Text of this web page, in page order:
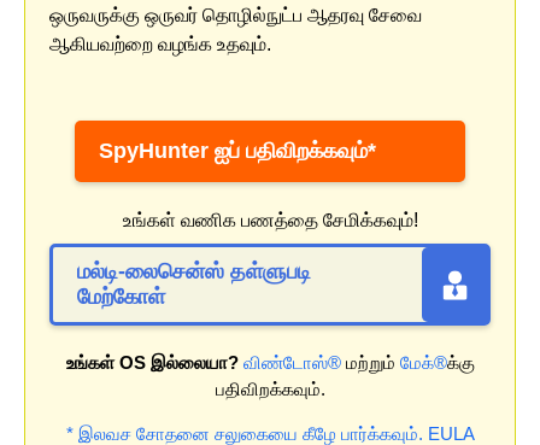
ஒருவருக்கு ஒருவர் தொழில்நுட்ப ஆதரவு சேவை
ஆகியவற்றை வழங்க உதவும்.
SpyHunter ஐப் பதிவிறக்கவும்*
உங்கள் வணிக பணத்தை சேமிக்கவும்!
மல்டி-லைசென்ஸ் தள்ளுபடி
மேற்கோள்
உங்கள் OS இல்லையா? விண்டோஸ்®மற்றும் மேக்®க்கு
பதிவிறக்கவும்.
* இலவச சோதனை சலுகையை கீழே பார்க்கவும். EULA